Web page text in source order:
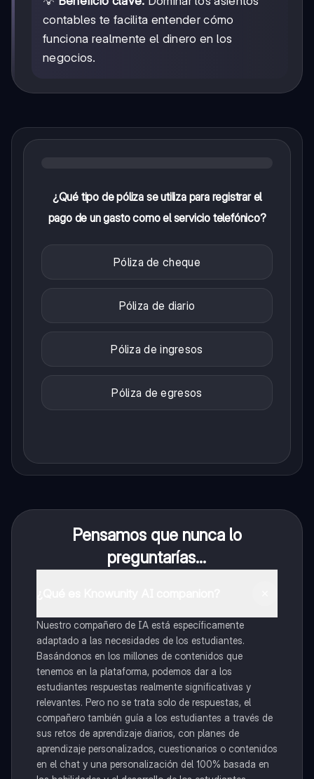
contables te facilita entender cómo
funciona realmente el dinero en los
negocios.
¿Qué tipo de póliza se utiliza para registrar el
pago de un gasto como el servicio telefónico?
Póliza de cheque
Póliza de diario
Póliza de ingresos
Póliza de egresos
Pensamos que nunca lo
preguntarías...
Nuestro compañero de IA está específicamente
adaptado a las necesidades de los estudiantes.
Basándonos en los millones de contenidos que
tenemos en la plataforma, podemos dar a los
estudiantes respuestas realmente significativas y
relevantes. Pero no se trata solo de respuestas, el
compañero también guía a los estudiantes a través de
sus retos de aprendizaje diarios, con planes de
aprendizaje personalizados, cuestionarios o contenidos
en el chat y una personalización del 100% basada en